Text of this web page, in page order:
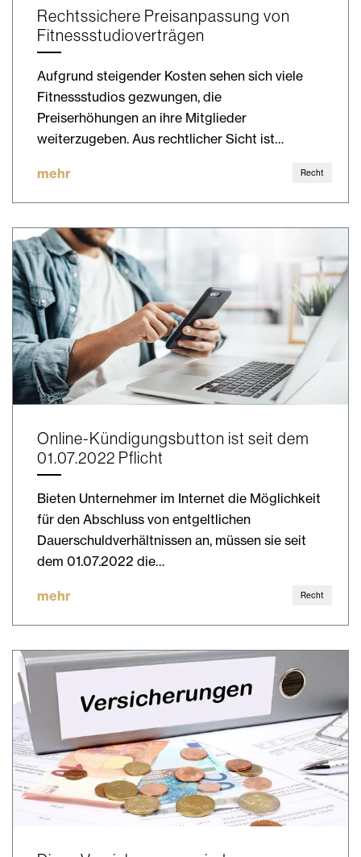
Rechtssichere Preisanpassung von
Fitnessstudioverträgen
Aufgrund steigender Kosten sehen sich viele
Fitnessstudios gezwungen, die
Preiserhöhungen an ihre Mitglieder
weiterzugeben. Aus rechtlicher Sicht ist…
mehr Recht
Online-Kündigungsbutton ist seit dem
01.07.2022 Pflicht
Bieten Unternehmer im Internet die Möglichkeit
für den Abschluss von entgeltlichen
Dauerschuldverhältnissen an, müssen sie seit
dem 01.07.2022 die…
mehr Recht